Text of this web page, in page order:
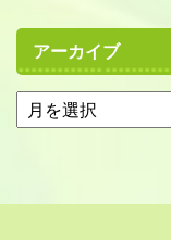
アーカイブ